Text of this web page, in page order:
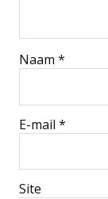
Naam *
E-mail *
Site